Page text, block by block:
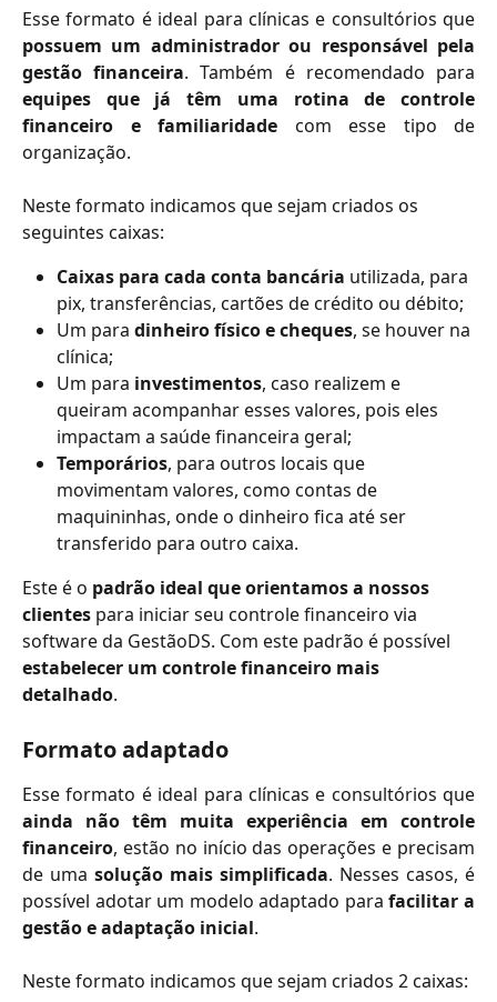
Esse formato é ideal para clínicas e consultórios que
possuem um administrador ou responsável pela
gestão financeira. Também é recomendado para
equipes que já têm uma rotina de controle
financeiro e familiaridade com esse tipo de
organização.
Neste formato indicamos que sejam criados os
seguintes caixas:
Caixas para cada conta bancária utilizada, para
pix, transferências, cartões de crédito ou débito;
Um para dinheiro físico e cheques, se houver na
clínica;
Um para investimentos, caso realizem e
queiram acompanhar esses valores, pois eles
impactam a saúde financeira geral;
Temporários, para outros locais que
movimentam valores, como contas de
maquininhas, onde o dinheiro fica até ser
transferido para outro caixa.
Este é o padrão ideal que orientamos a nossos
clientes para iniciar seu controle financeiro via
software da GestãoDS. Com este padrão é possível
estabelecer um controle financeiro mais
detalhado.
Formato adaptado
Esse formato é ideal para clínicas e consultórios que
ainda não têm muita experiência em controle
financeiro, estão no início das operações e precisam
de uma solução mais simplificada. Nesses casos, é
possível adotar um modelo adaptado parafacilitar a
gestão e adaptação inicial.
Neste formato indicamos que sejam criados 2 caixas: